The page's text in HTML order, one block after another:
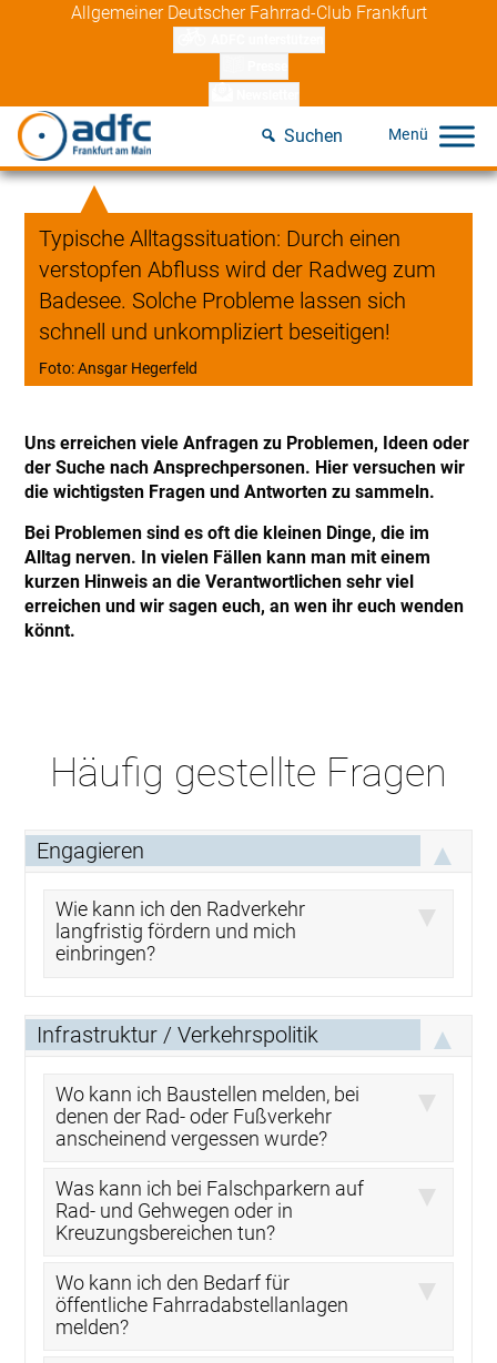
Allgemeiner Deutscher Fahrrad-Club Frankfurt
Suchen
Typische Alltagssituation: Durch einen
verstopfen Abfluss wird der Radweg zum
Badesee. Solche Probleme lassen sich
schnell und unkompliziert beseitigen!
Foto: Ansgar Hegerfeld
Uns erreichen viele Anfragen zu Problemen, Ideen oder
der Suche nach Ansprechpersonen. Hier versuchen wir
die wichtigsten Fragen und Antworten zu sammeln.
Bei Problemen sind es oft die kleinen Dinge, die im
Alltag nerven. In vielen Fällen kann man mit einem
kurzen Hinweis an die Verantwortlichen sehr viel
erreichen und wir sagen euch, an wen ihr euch wenden
könnt.
Häufig gestellte Fragen
Engagieren
Wie kann ich den Radverkehr
langfristig fördern und mich
einbringen?
Infrastruktur / Verkehrspolitik
Wo kann ich Baustellen melden, bei
denen der Rad- oder Fußverkehr
anscheinend vergessen wurde?
Was kann ich bei Falschparkern auf
Rad- und Gehwegen oder in
Kreuzungsbereichen tun?
Wo kann ich den Bedarf für
öffentliche Fahrradabstellanlagen
melden?